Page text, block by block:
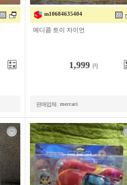
m10684635404
메디콤 토이 자이언
1,999 円
판매업체 mercari